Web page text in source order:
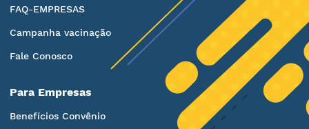
FAQ-EMPRESAS
Campanha vacinação
Fale Conosco
Para Empresas
Benefícios Convênio